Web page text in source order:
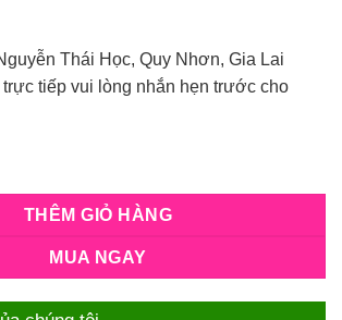
Thái Học, Quy Nhơn, Gia Lai
trực tiếp vui lòng nhắn hẹn trước cho
THÊM GIỎ HÀNG
MUA NGAY